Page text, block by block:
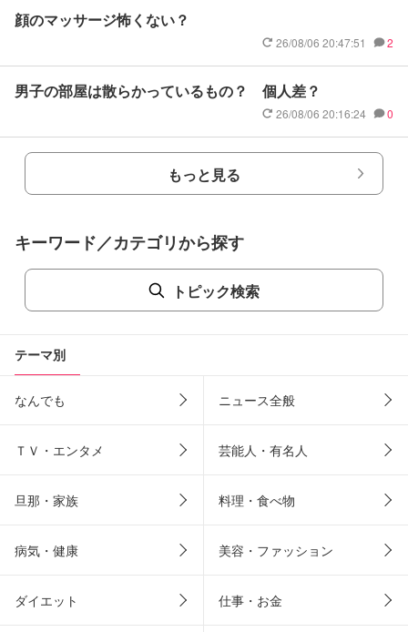
顔のマッサージ怖くない？
26/08/06 20:47:51 2
男子の部屋は散らかっているもの？ 個人差？
26/08/06 20:16:24 0
もっと見る
キーワード／カテゴリから探す
トピック検索
テーマ別
なんでも ニュース全般
ＴＶ・エンタメ 芸能人・有名人
旦那・家族 料理・食べ物
病気・健康 美容・ファッション
ダイエット 仕事・お金